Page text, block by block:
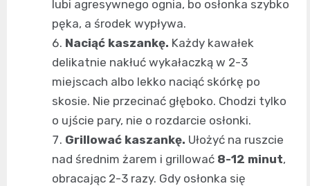
lubi agresywnego ognia, bo osłonka szybko
pęka, a środek wypływa.
Naciąć kaszankę. Każdy kawałek
delikatnie nakłuć wykałaczką w 2-3
miejscach albo lekko naciąć skórkę po
skosie. Nie przecinać głęboko. Chodzi tylko
o ujście pary, nie o rozdarcie osłonki.
Grillować kaszankę. Ułożyć na ruszcie
nad średnim żarem i grillować 8-12 minut,
obracając 2-3 razy. Gdy osłonka się